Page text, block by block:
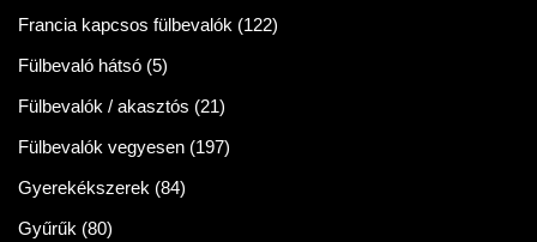
Francia kapcsos fülbevalók (122)
Fülbevaló hátsó (5)
Fülbevalók / akasztós (21)
Fülbevalók vegyesen (197)
Gyerekékszerek (84)
Gyűrűk (80)